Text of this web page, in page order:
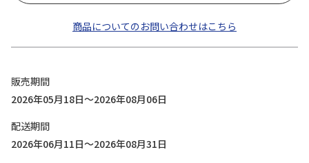
商品についてのお問い合わせはこちら
販売期間
2026年05月18日～2026年08月06日
配送期間
2026年06月11日～2026年08月31日